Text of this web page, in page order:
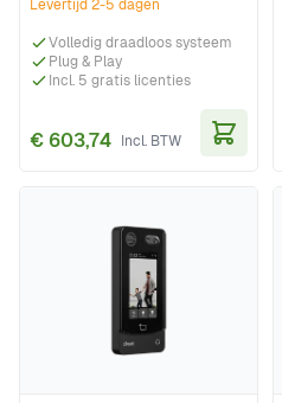
Levertijd 2-5 dagen
Volledig draadloos systeem
Plug & Play
Incl. 5 gratis licenties
€ 603,74